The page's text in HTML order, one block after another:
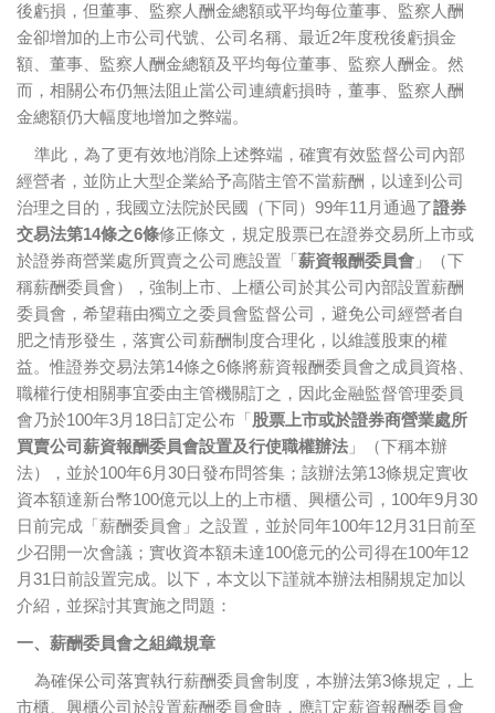
後虧損，但董事、監察人酬金總額或平均每位董事、監察人酬
金卻增加的上市公司代號、公司名稱、最近2年度稅後虧損金
額、董事、監察人酬金總額及平均每位董事、監察人酬金。然
而，相關公布仍無法阻止當公司連續虧損時，董事、監察人酬
金總額仍大幅度地增加之弊端。
準此，為了更有效地消除上述弊端，確實有效監督公司內部
經營者，並防止大型企業給予高階主管不當薪酬，以達到公司
治理之目的，我國立法院於民國（下同）99年11月通過了證券
交易法第14條之6條修正條文，規定股票已在證券交易所上市或
於證券商營業處所買賣之公司應設置「薪資報酬委員會 」（下
稱薪酬委員會），強制上市、上櫃公司於其公司內部設置薪酬
委員會，希望藉由獨立之委員會監督公司，避免公司經營者自
肥之情形發生，落實公司薪酬制度合理化，以維護股東的權
益。惟證券交易法第14條之6條將薪資報酬委員會之成員資格、
職權行使相關事宜委由主管機關訂之，因此金融監督管理委員
會乃於100年3月18日訂定公布「股票上市或於證券商營業處所
買賣公司薪資報酬委員會設置及行使職權辦法 」（下稱本辦
法），並於100年6月30日發布問答集；該辦法第13條規定實收
資本額達新台幣100億元以上的上市櫃、興櫃公司，100年9月30
日前完成「薪酬委員會」之設置，並於同年100年12月31日前至
少召開一次會議；實收資本額未達100億元的公司得在100年12
月31日前設置完成。以下，本文以下謹就本辦法相關規定加以
介紹，並探討其實施之問題：
一、 薪酬委員會之組織規章
為確保公司落實執行薪酬委員會制度，本辦法第3條規定，上
市櫃、興櫃公司於設置薪酬委員會時，應訂定薪資報酬委員會